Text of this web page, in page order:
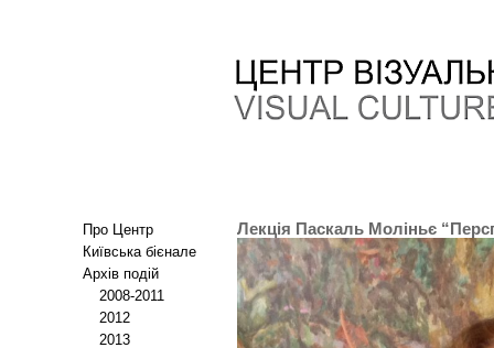
Про Центр
Київська бієнале
Архів подій
2008-2011
2012
2013
Лекція Паскаль Моліньє